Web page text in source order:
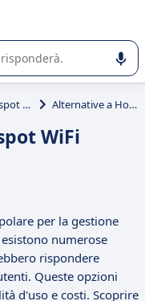
scelta di un
Hotspot WiFi Billing Alternative a Hotspot WiFi Billing
WiFi
per la gestione
numerose
rispondere
Queste opzioni
d'uso e costi. Scoprire